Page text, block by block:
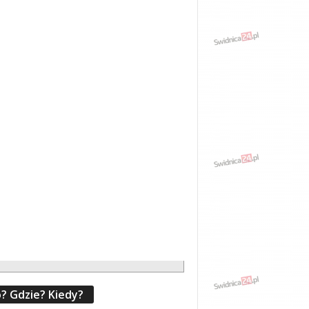
Gdzie? Kiedy?